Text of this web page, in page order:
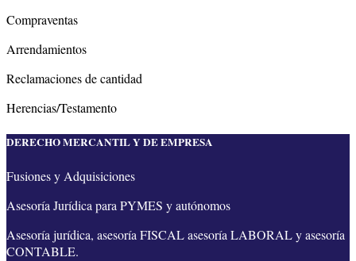
Compraventas
Arrendamientos
Reclamaciones de cantidad
Herencias/Testamento
DERECHO MERCANTIL Y DE EMPRESA
Fusiones y Adquisiciones
Asesoría Jurídica para PYMES y autónomos
Asesoría jurídica, asesoría FISCAL asesoría LABORAL y asesoría
CONTABLE.